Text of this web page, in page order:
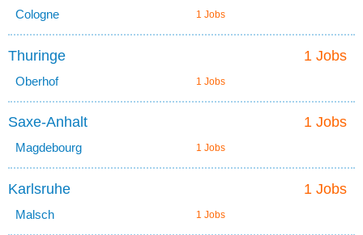
Cologne 1 Jobs
1 Jobs
Thuringe
Oberhof 1 Jobs
1 Jobs
Saxe-Anhalt
Magdebourg 1 Jobs
1 Jobs
Karlsruhe
Malsch 1 Jobs